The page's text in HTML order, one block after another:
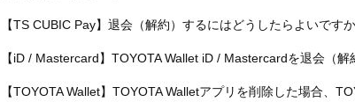
【TS CUBIC Pay】退会（解約）するにはどうしたらよいです
【iD / Mastercard】TOYOTA Wallet iD / Mastercardを退会（解
【TOYOTA Wallet】TOYOTA Walletアプリを削除した場合、